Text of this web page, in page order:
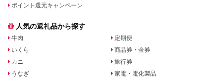
ポイント還元キャンペーン
人気の返礼品から探す
牛肉
いくら
カニ
うなぎ
定期便
商品券・金券
旅行券
家電・電化製品